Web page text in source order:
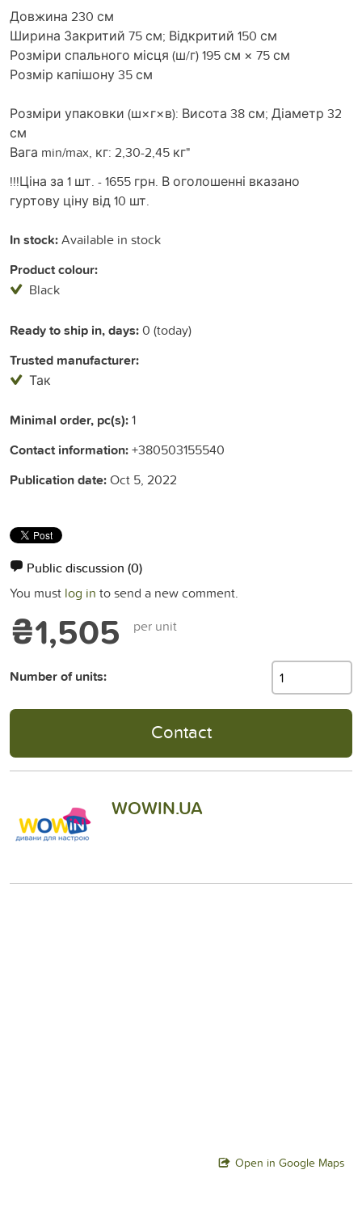
Довжина 230 см
Ширина Закритий 75 см; Відкритий 150 см
Розміри спального місця (ш/г) 195 см × 75 см
Розмір капішону 35 см
Розміри упаковки (ш×г×в): Висота 38 см; Діаметр 32
см
Вага min/max, кг: 2,30-2,45 кг"
!!!Ціна за 1 шт. - 1655 грн. В оголошенні вказано
гуртову ціну від 10 шт.
In stock:Available in stock
Product colour:
Black
Ready to ship in, days:0 (today)
Trusted manufacturer:
Так
Minimal order, pc(s):1
Contact information:+380503155540
Publication date:Oct 5, 2022
Public discussion (0)
You must log in to send a new comment.
₴1,505 per unit
Number of units:
Contact
WOWIN.UA
Open in Google Maps